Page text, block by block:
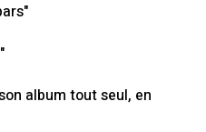
album tout seul, en